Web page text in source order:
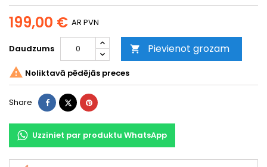
199,00 € AR PVN
Daudzums  Pievienot grozam
 Noliktavā pēdējās preces
Share ShareTweetPinterest
Uzziniet par produktu WhatsApp